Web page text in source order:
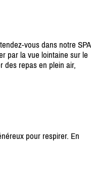
vous dans notre SPA
par la vue lointaine sur le
des repas en plein air,
pour respirer. En